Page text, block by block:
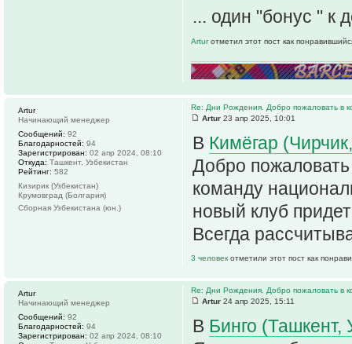
... один "бонус " к
Arturотметил этот пост как
Re: Дни Рождения. Добро пожаловать в
Artur 23 апр 2025, 10:01
В Кимёгар
Добро
команду
новый клуб
Всегда
3 человек отметили этот пост как
Artur
Начинающий менеджер
Сообщений: 92
Благодарностей: 94
Зарегистрирован: 02 апр 2024, 08:10
Откуда: Ташкент, Узбекистан
Рейтинг: 582
Кизирик (Узбекистан)
Крумовград (Болгария)
Сборная Узбекистана (юн.)
Re: Дни Рождения. Добро пожаловать в
Artur 24 апр 2025, 15:11
В Бинго (Ташкент,
Artur
Начинающий менеджер
Сообщений: 92
Благодарностей: 94
Зарегистрирован: 02 апр 2024, 08:10